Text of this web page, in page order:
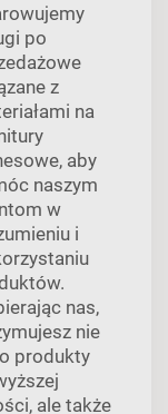
po
z
na
aby
naszym
w
i
nas,
nie
produkty
ale także